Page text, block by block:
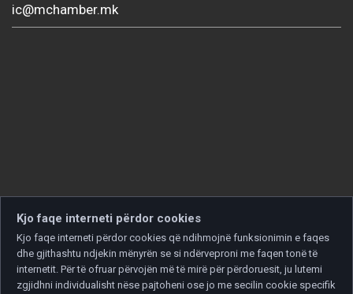
ic@mchamber.mk
Kjo faqe interneti përdor cookies
Kjo faqe interneti përdor cookies që ndihmojnë funksionimin e faqes
dhe gjithashtu ndjekin mënyrën se si ndërveproni me faqen tonë të
internetit. Për të ofruar përvojën më të mirë për përdoruesit, ju lutemi
zgjidhni individualisht nëse pajtoheni ose jo me secilin cookie specifik